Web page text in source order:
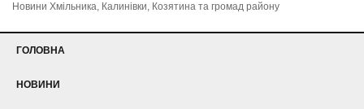
Новини Хмільника, Калинівки, Козятина та громад району
ГОЛОВНА
НОВИНИ